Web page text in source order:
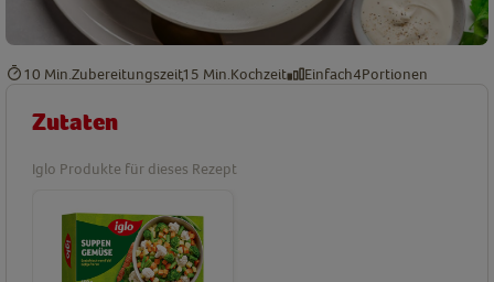
10 Min. Zubereitungszeit15 Min. Kochzeit Einfach4Portionen
Zutaten
Iglo Produkte für dieses Rezept